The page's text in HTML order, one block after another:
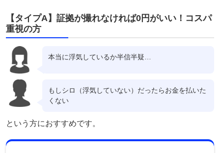
【タイプA】証拠が撮れなければ0円がいい！コスパ
重視の方
本当に浮気しているか半信半疑…
もしシロ（浮気していない）だったらお金を払いた
くない
という方におすすめです。